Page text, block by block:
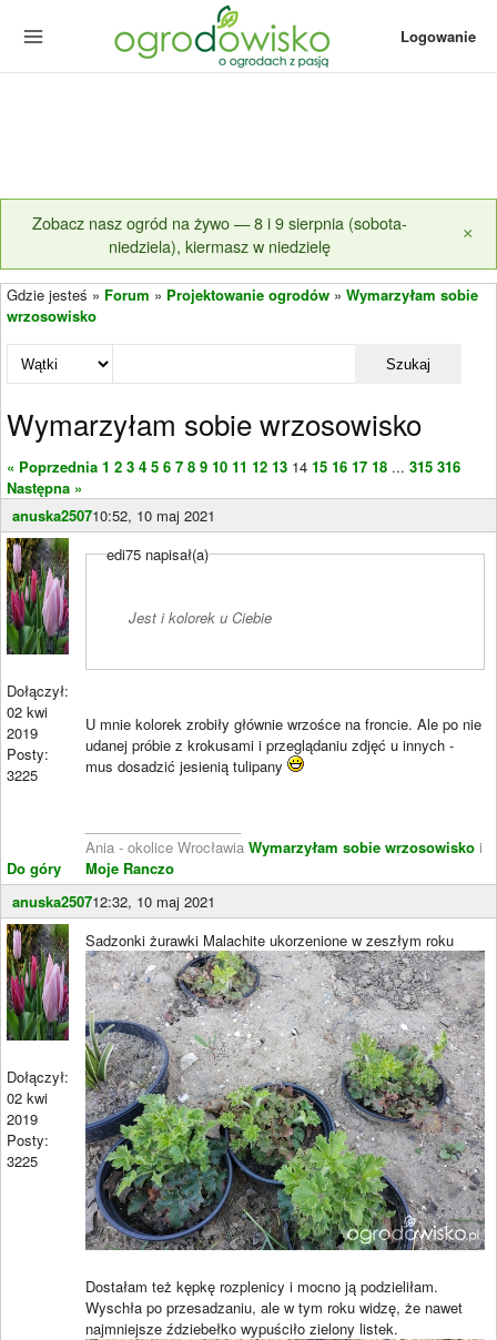
Logowanie
Zobacz nasz ogród na żywo — 8 i 9 sierpnia (sobota-
niedziela), kiermasz w niedzielę
×
Gdzie jesteś » Forum » Projektowanie ogrodów » Wymarzyłam sobie
wrzosowisko
Szukaj
Wymarzyłam sobie wrzosowisko
« Poprzednia 1 2 3 4 5 6 7 8 9 10 11 12 13 14 15 16 17 18 ... 315 316
Następna »
anuska250710:52, 10 maj 2021
Dołączył:
02 kwi
2019
Posty:
3225
Do góry
edi75 napisał(a)
Jest i kolorek u Ciebie
U mnie kolorek zrobiły głównie wrzośce na froncie. Ale po nie
udanej próbie z krokusami i przeglądaniu zdjęć u innych -
mus dosadzić jesienią tulipany
Ania - okolice Wrocławia Wymarzyłam sobie wrzosowisko i
Moje Ranczo
anuska250712:32, 10 maj 2021
Dołączył:
02 kwi
2019
Posty:
3225
Sadzonki żurawki Malachite ukorzenione w zeszłym roku
Dostałam też kępkę rozplenicy i mocno ją podzieliłam.
Wyschła po przesadzaniu, ale w tym roku widzę, że nawet
najmniejsze ździebełko wypuściło zielony listek.